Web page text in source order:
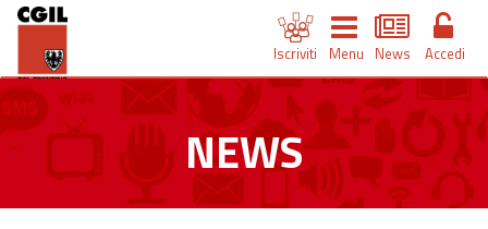
Iscriviti Menu News Accedi
NEWS